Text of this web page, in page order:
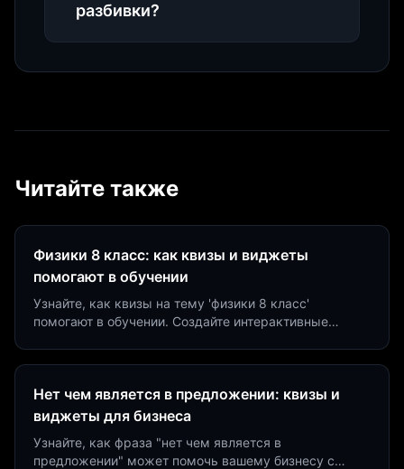
разбивки?
Читайте также
Физики 8 класс: как квизы и виджеты
помогают в обучении
Узнайте, как квизы на тему 'физики 8 класс'
помогают в обучении. Создайте интерактивные
Нет чем является в предложении: квизы и
виджеты для бизнеса
Узнайте, как фраза "нет чем является в
предложении" может помочь вашему бизнесу с